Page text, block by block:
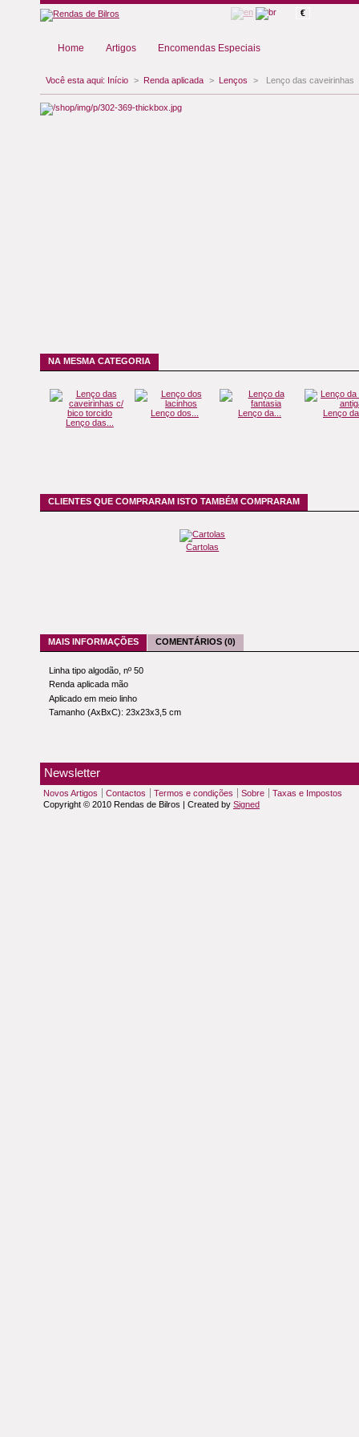
€
Home Artigos Encomendas Especiais
Você esta aqui: Início > Renda aplicada > Lenços > Lenço das caveirinhas
NA MESMA CATEGORIA
Lenço das...
Lenço dos... Lenço da... Lenço
CLIENTES QUE COMPRARAM ISTO TAMBÉM COMPRARAM
Cartolas
MAIS INFORMAÇÕES COMENTÁRIOS (0)
Linha tipo algodão, nº 50
Renda aplicada mão
Aplicado em meio linho
Tamanho (AxBxC): 23x23x3,5 cm
Newsletter
Novos Artigos Contactos Termos e condições Sobre
Taxas e Impostos
Copyright © 2010 Rendas de Bilros | Created by Signed